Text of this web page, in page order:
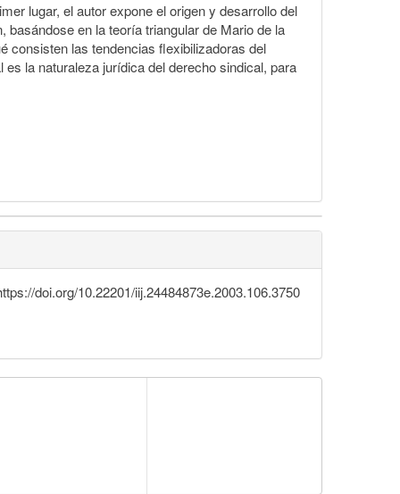
lugar, el autor expone el origen y desarrollo del
en la teoría triangular de Mario de la
consisten las tendencias flexibilizadoras del
la naturaleza jurídica del derecho sindical, para
doi.org/10.22201/iij.24484873e.2003.106.3750